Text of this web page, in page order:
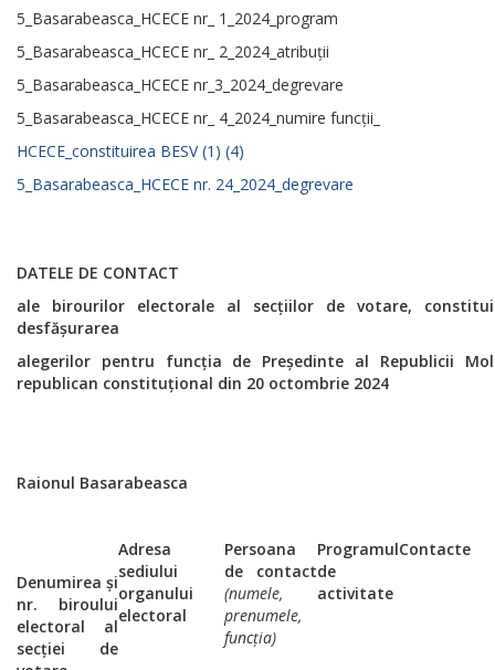
5_Basarabeasca_HCECE nr_ 1_2024_program
5_Basarabeasca_HCECE nr_ 2_2024_atribuții
5_Basarabeasca_HCECE nr_3_2024_degrevare
5_Basarabeasca_HCECE nr_ 4_2024_numire funcții_
HCECE_constituirea BESV (1) (4)
5_Basarabeasca_HCECE nr. 24_2024_degrevare
DATELE DE CONTACT
ale birourilor electorale al secțiilor de votare,
desfășurarea
alegerilor pentru funcția de Președinte al Republicii
republican constituțional din 20 octombrie 2024
Raionul Basarabeasca
Denumirea și
nr. biroului
electoral al
secției de
Adresa
sediului
organului
electoral
Persoana
de contact
(numele,
prenumele,
funcția)
Programul
de
activitate
Contacte